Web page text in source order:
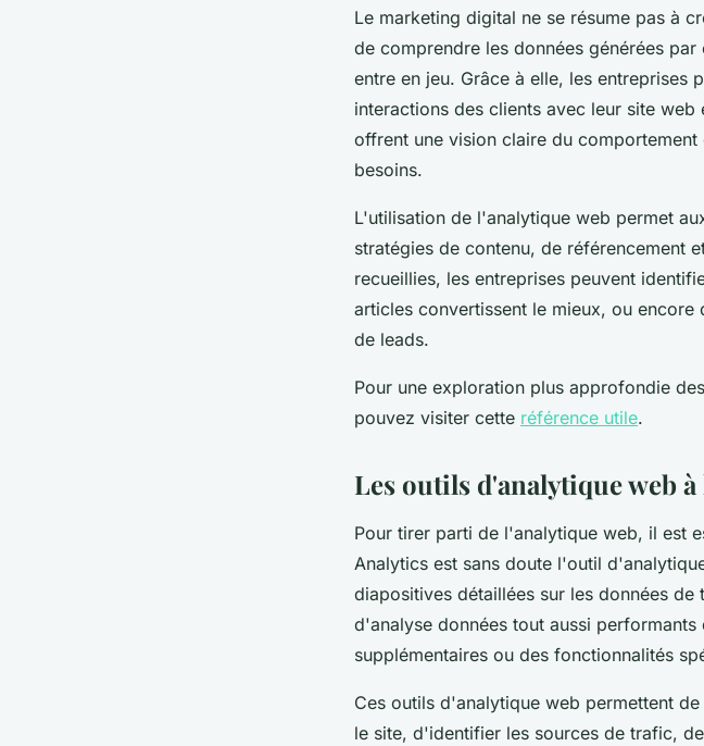
Le marketing digital ne se résume pas à
de comprendre les données générées
entre en jeu. Grâce à elle, les entreprises
interactions des clients avec leur site
offrent une vision claire du
besoins.
L'utilisation de l'analytique web permet
stratégies de contenu, de référencement
recueillies, les entreprises peuvent
articles convertissent le mieux, ou
de leads.
Pour une exploration plus approfondie
pouvez visiter cette référence utile.
Les outils d'analytique web à
Pour tirer parti de l'analytique web, il est
Analytics est sans doute l'outil
diapositives détaillées sur les données
d'analyse données tout aussi
supplémentaires ou des fonctionnalités
Ces outils d'analytique web permettent
le site, d'identifier les sources de trafic,